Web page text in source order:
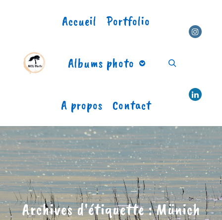
Accueil Portfolio
Albums photo
A propos Contact
Archives d'étiquette :Münich